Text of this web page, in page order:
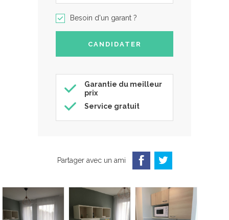
Besoin d'un garant ?
Garantie du meilleur
prix
Service gratuit
Partager avec un ami